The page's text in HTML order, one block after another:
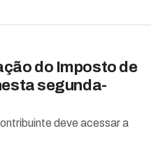
do Imposto de
segunda-
deve acessar a